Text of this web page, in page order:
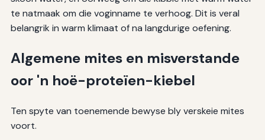
te natmaak om die voginname te verhoog. Dit is veral
belangrik in warm klimaat of na langdurige oefening.
Algemene mites en misverstande
oor 'n hoë-proteïen-kiebel
Ten spyte van toenemende bewyse bly verskeie mites
voort.